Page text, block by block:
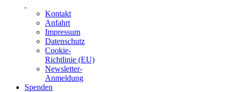
Kontakt
Anfahrt
Impressum
Datenschutz
Cookie-
Richtlinie (EU)
Newsletter-
Anmeldung
Spenden